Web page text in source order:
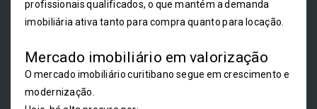
profissionais qualificados, o que mantém a demanda
imobiliária ativa tanto para compra quanto para locação.
Mercado imobiliário em valorização
O mercado imobiliário curitibano segue em crescimento e
modernização.